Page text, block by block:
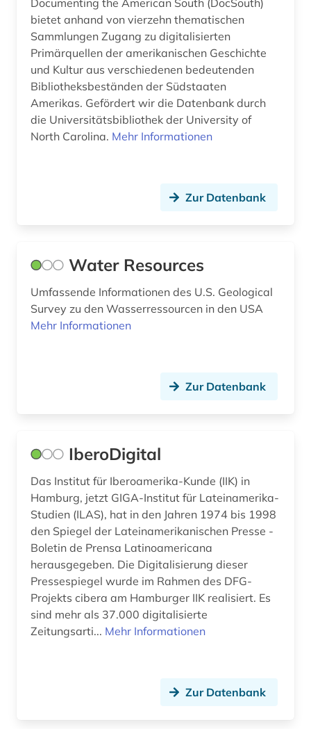
umwelt (2)
umweltgeschichte (1)
universität (1)
unterhaltung (1)
unterhaltungsmusik (2)
verlagswesen (1)
vermögen (1)
vietnamkrieg (1)
(1)
visuelle ethnologie (1)
walfang (2)
wasserwirtschaft (1)
weblog (1)
weeksville (1)
weltkrieg (1)
Documenting the American South (DocSouth)
bietet anhand von vierzehn thematischen
Sammlungen Zugang zu digitalisierten
Primärquellen der amerikanischen Geschichte
und Kultur aus verschiedenen bedeutenden
Bibliotheksbeständen der Südstaaten
Amerikas. Gefördert wir die Datenbank durch
die Universitätsbibliothek der University of
North Carolina. Mehr Informationen
Zur Datenbank
Water Resources
Umfassende Informationen des U.S. Geological
Survey zu den Wasserressourcen in den USA
Mehr Informationen
Zur Datenbank
IberoDigital
Das Institut für Iberoamerika-Kunde (IIK) in
Hamburg, jetzt GIGA-Institut für Lateinamerika-
Studien (ILAS), hat in den Jahren 1974 bis 1998
den Spiegel der Lateinamerikanischen Presse -
Boletin de Prensa Latinoamericana
herausgegeben. Die Digitalisierung dieser
Pressespiegel wurde im Rahmen des DFG-
Projekts cibera am Hamburger IIK realisiert. Es
sind mehr als 37.000 digitalisierte
Zeitungsarti... Mehr Informationen
Zur Datenbank